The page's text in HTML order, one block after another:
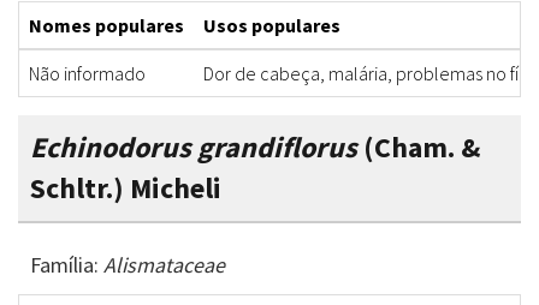
Nomes populares
Usos populares
Não informado
Dor de cabeça, malária, problemas no
Echinodorus grandiflorus(Cham. &
Schltr.) Micheli
Família: Alismataceae